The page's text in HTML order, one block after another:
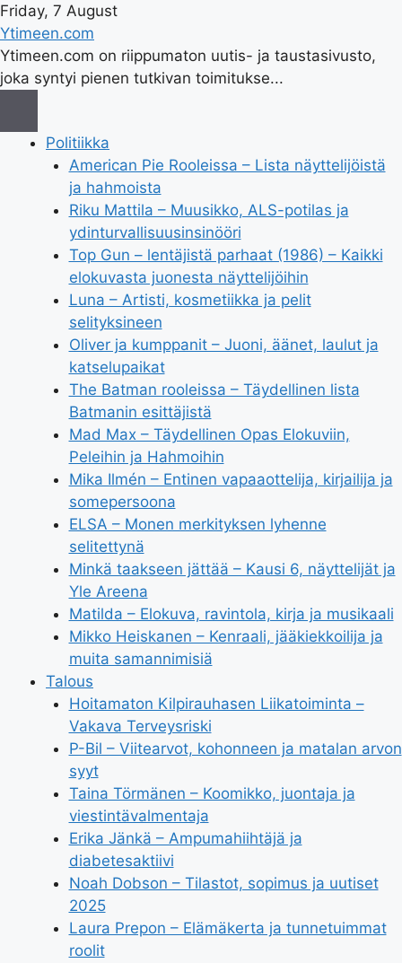
Friday, 7 August
Ytimeen.com
Ytimeen.com on riippumaton uutis- ja taustasivusto,
joka syntyi pienen tutkivan toimitukse...
Politiikka
American Pie Rooleissa – Lista näyttelijöistä
ja hahmoista
Riku Mattila – Muusikko, ALS-potilas ja
ydinturvallisuusinsinööri
Top Gun – lentäjistä parhaat (1986) – Kaikki
elokuvasta juonesta näyttelijöihin
Luna – Artisti, kosmetiikka ja pelit
selityksineen
Oliver ja kumppanit – Juoni, äänet, laulut ja
katselupaikat
The Batman rooleissa – Täydellinen lista
Batmanin esittäjistä
Mad Max – Täydellinen Opas Elokuviin,
Peleihin ja Hahmoihin
Mika Ilmén – Entinen vapaaottelija, kirjailija ja
somepersoona
ELSA – Monen merkityksen lyhenne
selitettynä
Minkä taakseen jättää – Kausi 6, näyttelijät ja
Yle Areena
Matilda – Elokuva, ravintola, kirja ja musikaali
Mikko Heiskanen – Kenraali, jääkiekkoilija ja
muita samannimisiä
Talous
Hoitamaton Kilpirauhasen Liikatoiminta –
Vakava Terveysriski
P-Bil – Viitearvot, kohonneen ja matalan arvon
syyt
Taina Törmänen – Koomikko, juontaja ja
viestintävalmentaja
Erika Jänkä – Ampumahiihtäjä ja
diabetesaktiivi
Noah Dobson – Tilastot, sopimus ja uutiset
2025
Laura Prepon – Elämäkerta ja tunnetuimmat
roolit